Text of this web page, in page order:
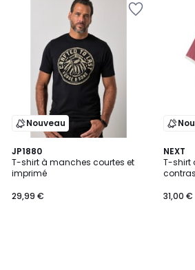
Nouveau
JP1880
T-shirt à manches courtes et
imprimé
29,99 €
NEXT
T-shirt
31,00 €